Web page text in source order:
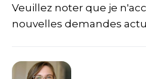
Veuillez noter que je
nouvelles demandes